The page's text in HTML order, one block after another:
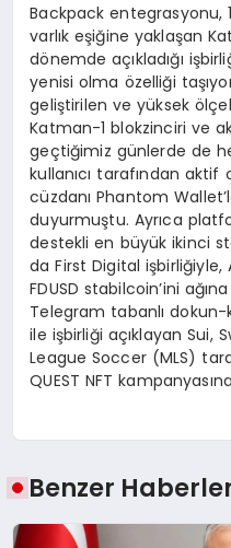
Backpack entegrasyonu,
varlık eşiğine yaklaşan
dönemde açıkladığı
yenisi olma özelliği
geliştirilen ve yüksek
Katman-1 blokzinciri ve
geçtiğimiz günlerde de
kullanıcı tarafından aktif
cüzdanı Phantom
duyurmuştu. Ayrıca
destekli en büyük ikinci
da First Digital işbirliğiyle,
FDUSD stabilcoin’ini
Telegram tabanlı dokun-
ile işbirliği açıklayan Sui,
League Soccer (MLS)
QUEST NFT
Benzer